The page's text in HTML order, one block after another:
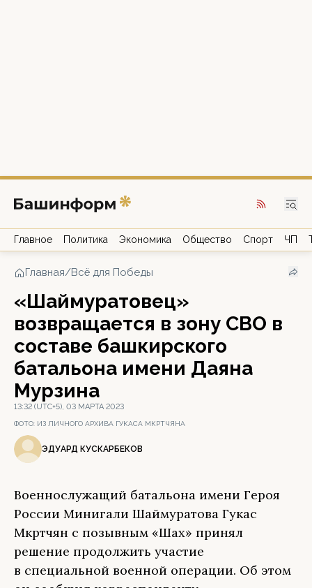
Главное Политика Экономика Общество Спорт ЧП
Главная/Всё для Победы
«Шаймуратовец»
возвращается в зону СВО в
составе башкирского
батальона имени Даяна
Мурзина
13:32 (UTC+5), 03 МАРТА 2023
ФОТО: ИЗ ЛИЧНОГО АРХИВА ГУКАСА МКРТЧЯНА
ЭДУАРД КУСКАРБЕКОВ
Военнослужащий батальона имени Героя
России Минигали Шаймуратова Гукас
Мкртчян с позывным «Шах» принял
решение продолжить участие
в специальной военной операции. Об этом